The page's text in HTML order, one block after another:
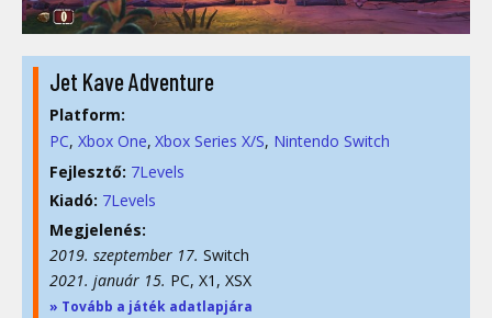
Jet Kave Adventure
Platform:
PC Xbox One Xbox Series X/S Nintendo Switch
Fejlesztő: 7Levels
Kiadó: 7Levels
Megjelenés:
2019. szeptember 17. Switch
2021. január 15. PC, X1, XSX
» Tovább a játék adatlapjára